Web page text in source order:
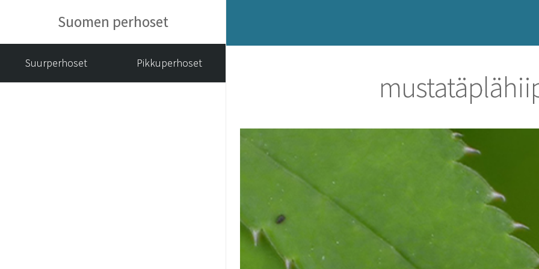
Suomen perhoset
Suurperhoset Pikkuperhoset